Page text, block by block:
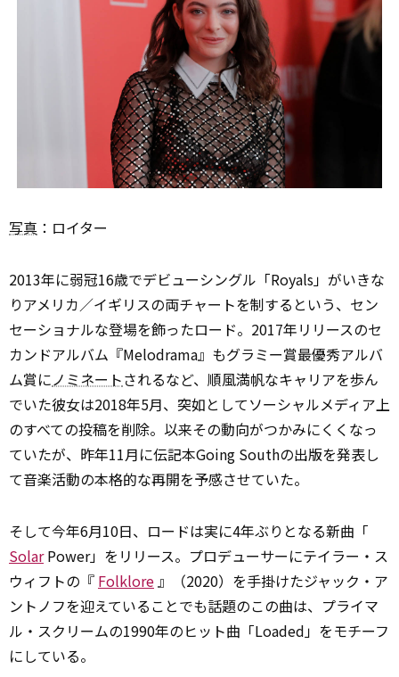
写真 ：ロイター
2013年に弱冠16歳でデビューシングル「Royals」がいきな
りアメリカ／イギリスの両チャートを制するという、セン
セーショナルな登場を飾ったロード。2017年リリースのセ
カンドアルバム『Melodrama』もグラミー賞最優秀アルバ
ム賞にノミネートされるなど、順風満帆なキャリアを歩ん
でいた彼女は2018年5月、突如としてソーシャルメディア上
のすべての投稿を削除。以来その動向がつかみにくくなっ
ていたが、昨年11月に伝記本Going Southの出版を発表し
て音楽活動の本格的な再開を予感させていた。
そして今年6月10日、ロードは実に4年ぶりとなる新曲「
SolarPower」をリリース。プロデューサーにテイラー・ス
ウィフトの『 Folklore 』（2020）を手掛けたジャック・ア
ントノフを迎えていることでも話題のこの曲は、プライマ
ル・スクリームの1990年のヒット曲「Loaded」をモチーフ
にしている。